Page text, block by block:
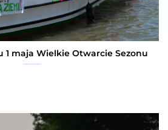
1 maja Wielkie Otwarcie Sezonu